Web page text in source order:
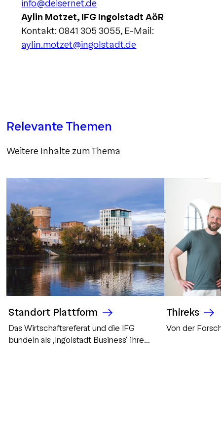
info@deisernet.de
Aylin Motzet, IFG Ingolstadt AöR
Kontakt: 0841 305 3055, E-Mail:
aylin.motzet@ingolstadt.de
Relevante Themen
Weitere Inhalte zum Thema
Standort Plattform
Das Wirtschaftsreferat und die IFG
bündeln als ‚Ingolstadt Business‘ ihre
Thireks
Von der